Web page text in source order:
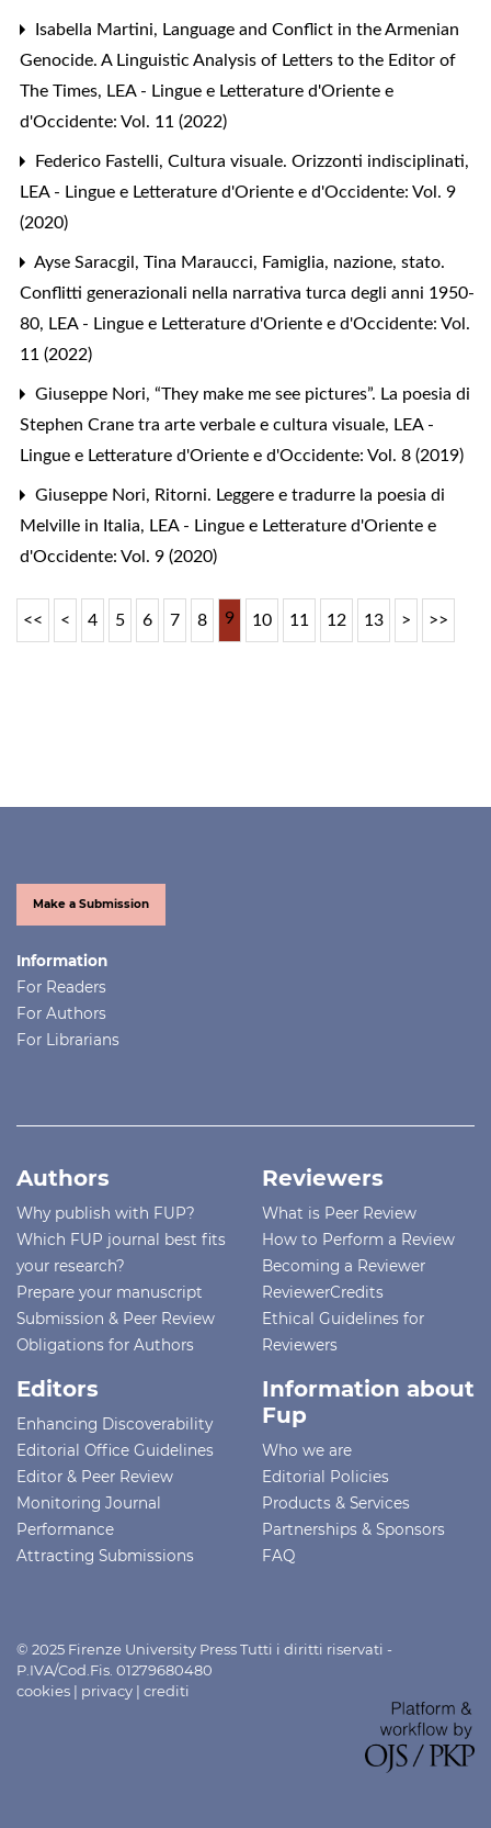
Isabella Martini, Language and Conflict in the Armenian
Genocide. A Linguistic Analysis of Letters to the Editor of
The Times, LEA - Lingue e Letterature d'Oriente e
d'Occidente: Vol. 11 (2022)
Federico Fastelli, Cultura visuale. Orizzonti indisciplinati,
LEA - Lingue e Letterature d'Oriente e d'Occidente: Vol. 9
(2020)
Ayse Saracgil, Tina Maraucci, Famiglia, nazione, stato.
Conflitti generazionali nella narrativa turca degli anni 1950-
80, LEA - Lingue e Letterature d'Oriente e d'Occidente: Vol.
11 (2022)
Giuseppe Nori, “They make me see pictures”. La poesia di
Stephen Crane tra arte verbale e cultura visuale, LEA -
Lingue e Letterature d'Oriente e d'Occidente: Vol. 8 (2019)
Giuseppe Nori, Ritorni. Leggere e tradurre la poesia di
Melville in Italia, LEA - Lingue e Letterature d'Oriente e
d'Occidente: Vol. 9 (2020)
<< < 4 5 6 7 8 9 10 11 12 13 > >>
Make a Submission
Information
For Readers
For Authors
For Librarians
Authors
Why publish with FUP?
Which FUP journal best fits
your research?
Prepare your manuscript
Submission & Peer Review
Obligations for Authors
Reviewers
What is Peer Review
How to Perform a Review
Becoming a Reviewer
ReviewerCredits
Ethical Guidelines for
Reviewers
Editors
Enhancing Discoverability
Editorial Office Guidelines
Editor & Peer Review
Monitoring Journal
Performance
Attracting Submissions
Information about
Fup
Who we are
Editorial Policies
Products & Services
Partnerships & Sponsors
FAQ
© 2025 Firenze University Press Tutti i diritti riservati -
P.IVA/Cod.Fis. 01279680480
cookies | privacy | crediti